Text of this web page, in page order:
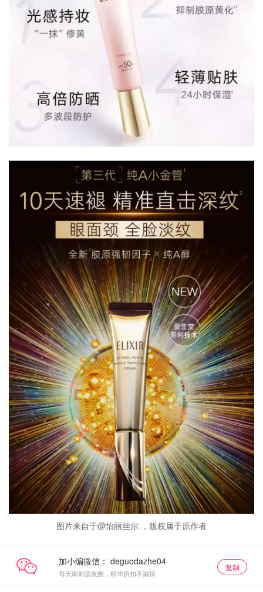
图片来自于@怡丽丝尔 ，版权属于原作者
加小编微信：
每天刷刷朋友圈，精华折扣不漏掉
复制